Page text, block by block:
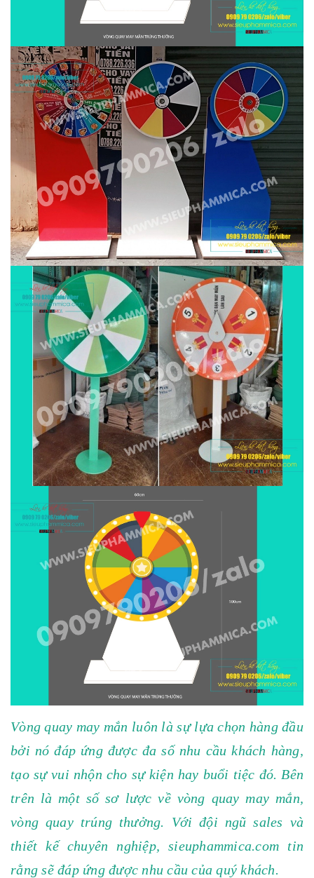
Vòng quay may mắn luôn là sự lựa chọn hàng đầu
bởi nó đáp ứng được đa số nhu cầu khách hàng,
tạo sự vui nhộn cho sự kiện hay buổi tiệc đó. Bên
trên là một số sơ lược về vòng quay may mắn,
vòng quay trúng thưởng. Với đội ngũ sales và
thiết kế chuyên nghiệp, sieuphammica.com tin
rằng sẽ đáp ứng được nhu cầu của quý khách.